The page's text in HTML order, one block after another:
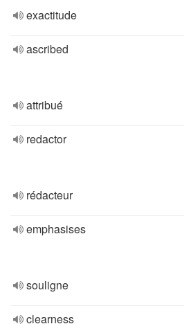
exactitude
ascribed
attribué
redactor
rédacteur
emphasises
souligne
clearness